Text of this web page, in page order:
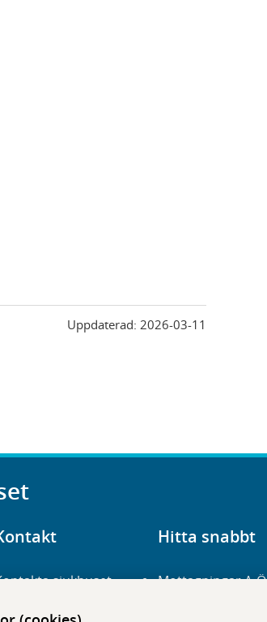
Uppdaterad:2026-03-11
sjukhuset
hit
Hitta snabbt
Mottagningar A-Ö